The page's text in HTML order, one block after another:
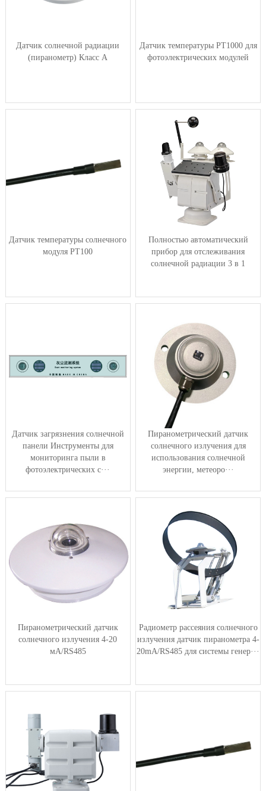
Датчик солнечной радиации
(пиранометр) Класс A
Датчик температуры PT1000 для
фотоэлектрических модулей
Датчик температуры солнечного
модуля PT100
Полностью автоматический
прибор для отслеживания
солнечной радиации 3 в 1
Датчик загрязнения солнечной
панели Инструменты для
мониторинга пыли в
фотоэлектрических с···
Пиранометрический датчик
солнечного излучения для
использования солнечной
энергии, метеоро···
Пиранометрический датчик
солнечного излучения 4-20
мА/RS485
Радиометр рассеяния солнечного
излучения датчик пиранометра 4-
20mA/RS485 для системы генер···